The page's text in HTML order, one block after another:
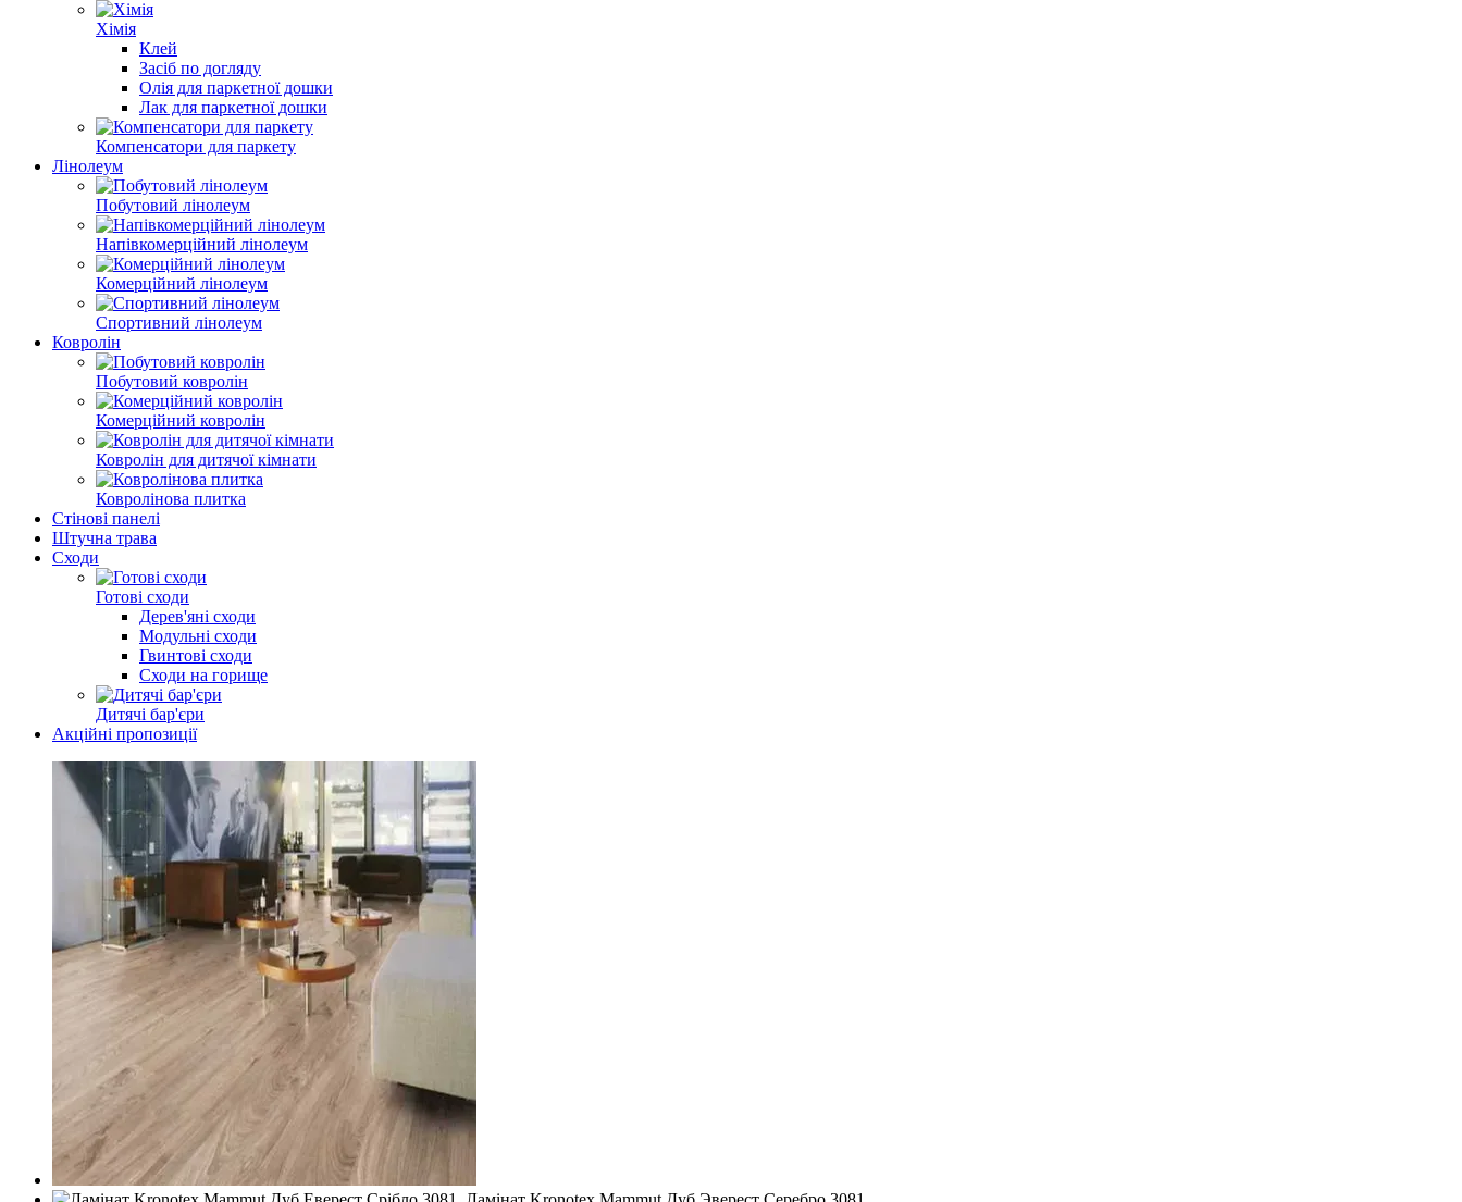
Хімія
Клей
Засіб по догляду
Олія для паркетної дошки
Лак для паркетної дошки
Компенсатори для паркету
Лінолеум
Побутовий лінолеум
Напівкомерційний лінолеум
Комерційний лінолеум
Спортивний лінолеум
Ковролін
Побутовий ковролін
Комерційний ковролін
Ковролін для дитячої кімнати
Ковролінова плитка
Стінові панелі
Штучна трава
Сходи
Готові сходи
Дерев'яні сходи
Модульні сходи
Гвинтові сходи
Сходи на горище
Дитячі бар'єри
Акційні пропозиції